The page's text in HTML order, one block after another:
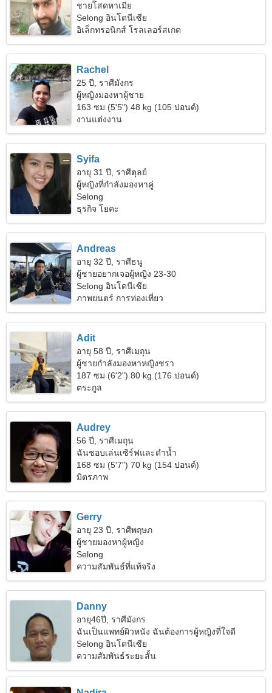
ชายโสดหาเมีย
Selong อินโดนีเซีย
อิเล็กทรอนิกส์ โรลเลอร์สเกต
Rachel
25 ปี, ราศีมังกร
ผู้หญิงมองหาผู้ชาย
163 ซม (5'5") 48 kg (105 ปอนด์)
งานแต่งงาน
Syifa
อายุ 31 ปี, ราศีตุลย์
ผู้หญิงที่กำลังมองหาคู่
Selong
ธุรกิจ โยคะ
Andreas
อายุ 32 ปี, ราศีธนู
ผู้ชายอยากเจอผู้หญิง 23-30
Selong อินโดนีเซีย
ภาพยนตร์ การท่องเที่ยว
Adit
อายุ 58 ปี, ราศีเมถุน
ผู้ชายกำลังมองหาหญิงชรา
187 ซม (6'2") 80 kg (176 ปอนด์)
ตระกูล
Audrey
56 ปี, ราศีเมถุน
ฉันชอบเล่นเซิร์ฟและดำน้ำ
168 ซม (5'7") 70 kg (154 ปอนด์)
มิตรภาพ
Gerry
อายุ 23 ปี, ราศีพฤษภ
ผู้ชายมองหาผู้หญิง
Selong
ความสัมพันธ์ที่แท้จริง
Danny
อายุ46ปี, ราศีมังกร
ฉันเป็นแพทย์ผิวหนัง ฉันต้องการผู้หญิงที่ใจดี
Selong อินโดนีเซีย
ความสัมพันธ์ระยะสั้น